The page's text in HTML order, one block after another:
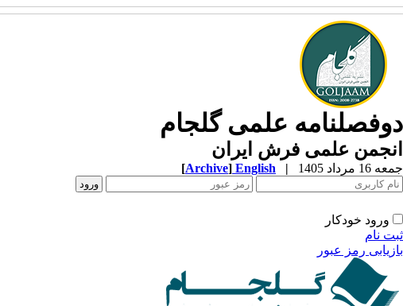
دوفصلنامه علمی گلجام
انجمن علمی فرش ایران
جمعه 16 مرداد 1405 |
English
[Archive]
ورود خودکار
ثبت نام
بازیابی رمز عبور